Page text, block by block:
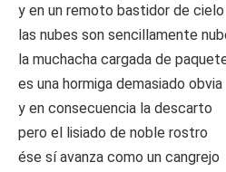
y en un remoto bastidor de cielo
las nubes son sencillamente
la muchacha cargada de
es una hormiga demasiado obvia
y en consecuencia la descarto
pero el lisiado de noble rostro
ése sí avanza como un cangrejo